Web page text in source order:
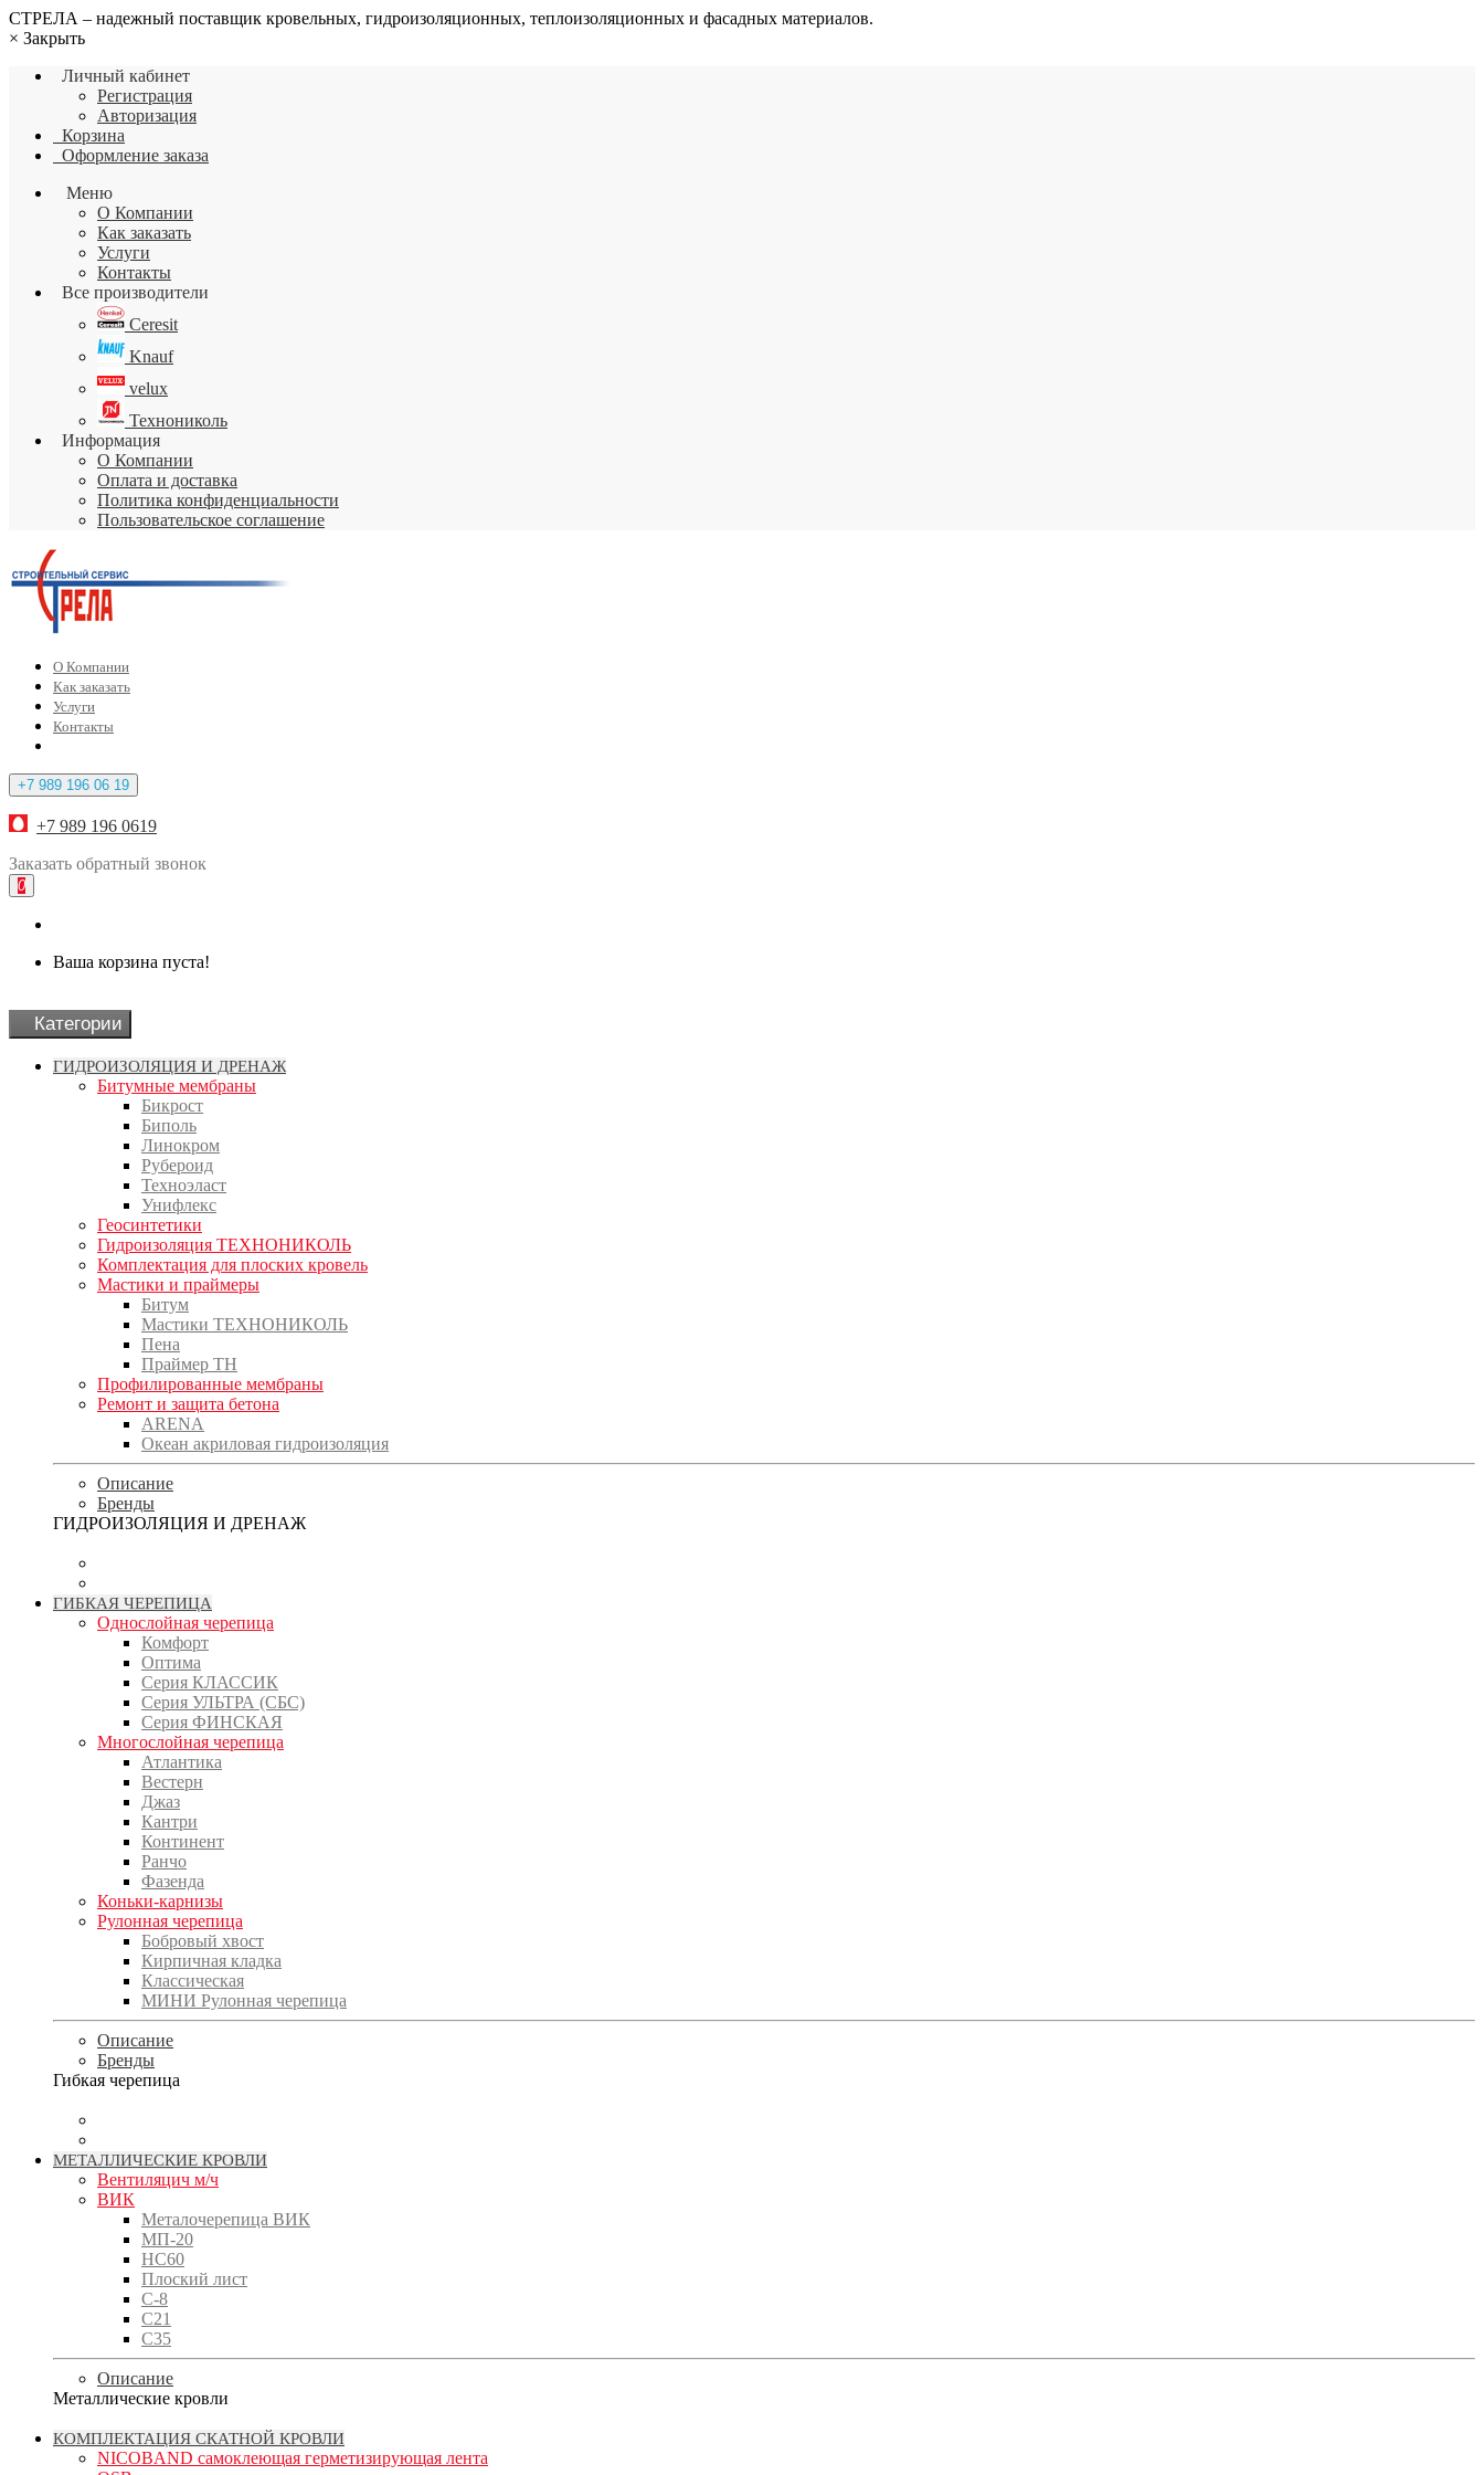
СТРЕЛА – надежный поставщик кровельных, гидроизоляционных, теплоизоляционных и фасадных материалов.
× Закрыть
Личный кабинет
Регистрация
Авторизация
Корзина
Оформление заказа
Меню
О Компании
Как заказать
Услуги
Контакты
Все производители
Ceresit
Knauf
velux
Технониколь
Информация
О Компании
Оплата и доставка
Политика конфиденциальности
Пользовательское соглашение
О Компании
Как заказать
Услуги
Контакты
+7 989 196 06 19
+7 989 196 0619
Заказать обратный звонок
0
Ваша корзина пуста!
Категории
ГИДРОИЗОЛЯЦИЯ И ДРЕНАЖ
Битумные мембраны
Бикрост
Биполь
Линокром
Рубероид
Техноэласт
Унифлекс
Геосинтетики
Гидроизоляция ТЕХНОНИКОЛЬ
Комплектация для плоских кровель
Мастики и праймеры
Битум
Мастики ТЕХНОНИКОЛЬ
Пена
Праймер ТН
Профилированные мембраны
Ремонт и защита бетона
ARENA
Океан акриловая гидроизоляция
Описание
Бренды
ГИДРОИЗОЛЯЦИЯ И ДРЕНАЖ
ГИБКАЯ ЧЕРЕПИЦА
Однослойная черепица
Комфорт
Оптима
Серия КЛАССИК
Серия УЛЬТРА (СБС)
Серия ФИНСКАЯ
Многослойная черепица
Атлантика
Вестерн
Джаз
Кантри
Континент
Ранчо
Фазенда
Коньки-карнизы
Рулонная черепица
Бобровый хвост
Кирпичная кладка
Классическая
МИНИ Рулонная черепица
Описание
Бренды
Гибкая черепица
МЕТАЛЛИЧЕСКИЕ КРОВЛИ
Вентиляцич м/ч
ВИК
Металочерепица ВИК
МП-20
НС60
Плоский лист
С-8
С21
С35
Описание
Металлические кровли
КОМПЛЕКТАЦИЯ СКАТНОЙ КРОВЛИ
NICOBAND cамоклеющая герметизирующая лента